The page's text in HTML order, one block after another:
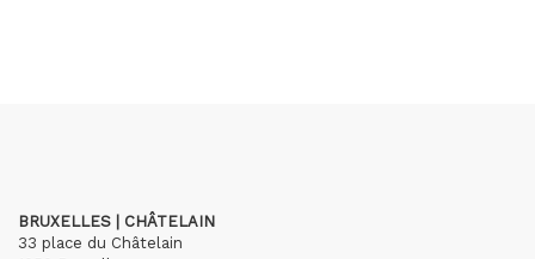
BRUXELLES | CHÂTELAIN
33 place du Châtelain